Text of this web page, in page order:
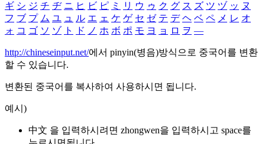
ギ シ ジ チ ヂ ニ ヒ ビ ピ ミ リ ウ ゥ ク グ ス ズ ツ ヅ ッ ヌ
フ ブ プ ム ユ ュ ル エ ェ ケ ゲ セ ゼ テ デ ヘ ベ ペ メ レ オ
ォ コ ゴ ソ ゾ ト ド ノ ホ ボ ポ モ ヨ ョ ロ ヲ ―
http://chineseinput.net/에서 pinyin(병음)방식으로 중국어를 변환
할 수 있습니다.
변환된 중국어를 복사하여 사용하시면 됩니다.
예시)
中文 을 입력하시려면 zhongwen을 입력하시고 space를